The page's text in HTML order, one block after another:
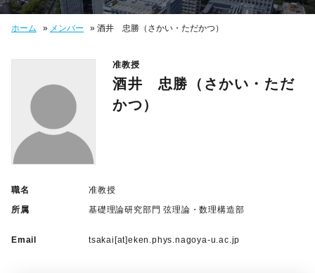
ホーム » メンバー » 酒井 忠勝（さかい・ただかつ）
准教授
酒井 忠勝（さかい・ただ
かつ）
職名
准教授
所属
基礎理論研究部門 弦理論・数理構造部
Email tsakai[at]eken.phys.nagoya-u.ac.jp